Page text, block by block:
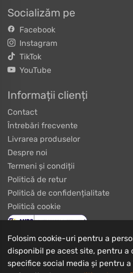
Socializăm pe
Facebook
Instagram
TikTok
YouTube
Informații clienți
Contact
Întrebări frecvente
Livrarea produselor
Despre noi
Termeni și condiții
Politică de retur
Politică de confidențialitate
Politică cookie
Folosim cookie-uri pentru a
disponibil pe acest site, pentru
specifice social media și pentru